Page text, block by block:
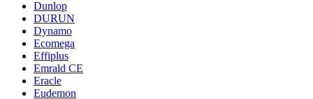
Dunlop
DURUN
Dynamo
Ecomega
Effiplus
Emrald СЕ
Eracle
Eudemon